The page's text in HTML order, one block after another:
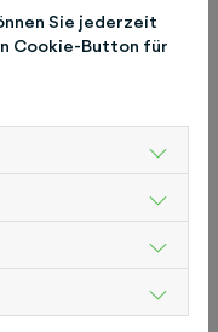
0511 8550-
mbH &
Sie jederzeit
Cookie-Button für